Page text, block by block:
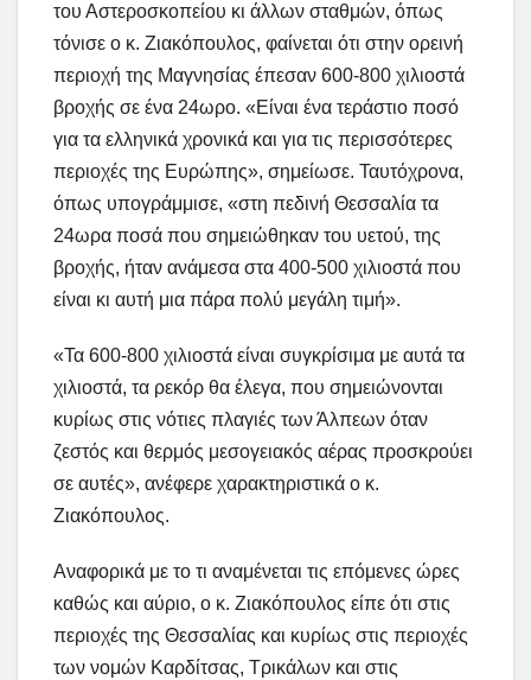
του Αστεροσκοπείου κι άλλων σταθμών, όπως
τόνισε ο κ. Ζιακόπουλος, φαίνεται ότι στην ορεινή
περιοχή της Μαγνησίας έπεσαν 600-800 χιλιοστά
βροχής σε ένα 24ωρο. «Είναι ένα τεράστιο ποσό
για τα ελληνικά χρονικά και για τις περισσότερες
περιοχές της Ευρώπης», σημείωσε. Ταυτόχρονα,
όπως υπογράμμισε, «στη πεδινή Θεσσαλία τα
24ωρα ποσά που σημειώθηκαν του υετού, της
βροχής, ήταν ανάμεσα στα 400-500 χιλιοστά που
είναι κι αυτή μια πάρα πολύ μεγάλη τιμή».
«Τα 600-800 χιλιοστά είναι συγκρίσιμα με αυτά τα
χιλιοστά, τα ρεκόρ θα έλεγα, που σημειώνονται
κυρίως στις νότιες πλαγιές των Άλπεων όταν
ζεστός και θερμός μεσογειακός αέρας προσκρούει
σε αυτές», ανέφερε χαρακτηριστικά ο κ.
Ζιακόπουλος.
Αναφορικά με το τι αναμένεται τις επόμενες ώρες
καθώς και αύριο, ο κ. Ζιακόπουλος είπε ότι στις
περιοχές της Θεσσαλίας και κυρίως στις περιοχές
των νομών Καρδίτσας, Τρικάλων και στις